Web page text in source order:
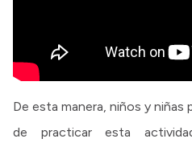
De esta manera, niños y
de practicar esta